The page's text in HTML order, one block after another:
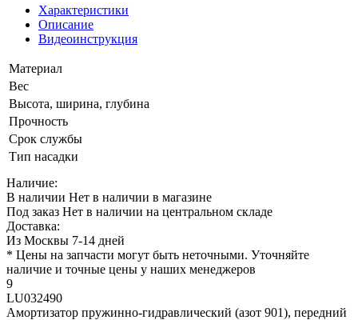
Характеристики
Описание
Видеоинструкция
Материал
Вес
Высота, ширина, глубина
Прочность
Срок службы
Тип насадки
Наличие:
В наличии Нет в наличии в магазине
Под заказ Нет в наличии на центральном складе
Доставка:
Из Москвы 7-14 дней
* Цены на запчасти могут быть неточными. Уточняйте
наличие и точные цены у наших менеджеров
9
LU032490
Амортизатор пружинно-гидравлический (азот 901), передний